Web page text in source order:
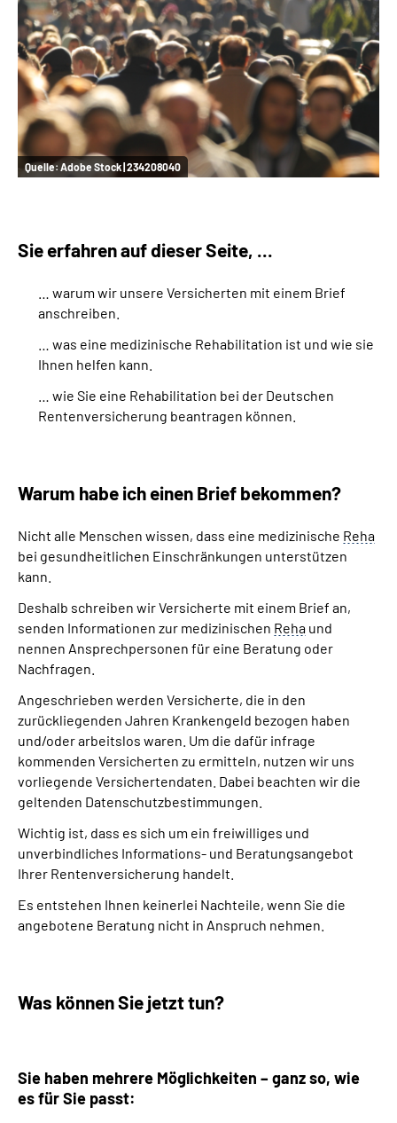
Quelle: Adobe Stock | 234208040
Sie erfahren auf dieser Seite, ...
… warum wir unsere Versicherten mit einem Brief
anschreiben.
… was eine medizinische Rehabilitation ist und wie sie
Ihnen helfen kann.
… wie Sie eine Rehabilitation bei der Deutschen
Rentenversicherung beantragen können.
Warum habe ich einen Brief bekommen?
Nicht alle Menschen wissen, dass eine medizinische Reha
bei gesundheitlichen Einschränkungen unterstützen
kann.
Deshalb schreiben wir Versicherte mit einem Brief an,
senden Informationen zur medizinischen Reha und
nennen Ansprechpersonen für eine Beratung oder
Nachfragen.
Angeschrieben werden Versicherte, die in den
zurückliegenden Jahren Krankengeld bezogen haben
und/oder arbeitslos waren. Um die dafür infrage
kommenden Versicherten zu ermitteln, nutzen wir uns
vorliegende Versichertendaten. Dabei beachten wir die
geltenden Datenschutzbestimmungen.
Wichtig ist, dass es sich um ein freiwilliges und
unverbindliches Informations- und Beratungsangebot
Ihrer Rentenversicherung handelt.
Es entstehen Ihnen keinerlei Nachteile, wenn Sie die
angebotene Beratung nicht in Anspruch nehmen.
Was können Sie jetzt tun?
Sie haben mehrere Möglichkeiten – ganz so, wie
es für Sie passt: